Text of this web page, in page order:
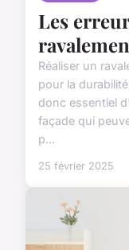
Les
Réaliser un
pour la
donc essentiel
façade qui
p...
25 février 2025